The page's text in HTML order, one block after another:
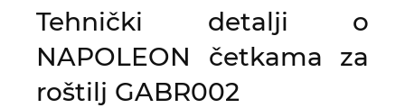
Tehnički detalji o
NAPOLEON četkama za
roštilj GABR002